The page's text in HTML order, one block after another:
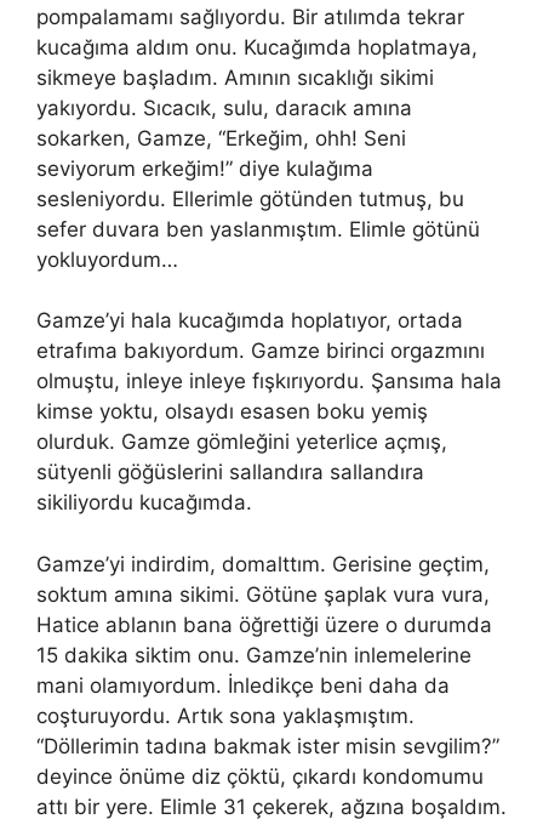
pompalamamı sağlıyordu. Bir atılımda tekrar
kucağıma aldım onu. Kucağımda hoplatmaya,
sikmeye başladım. Amının sıcaklığı sikimi
yakıyordu. Sıcacık, sulu, daracık amına
sokarken, Gamze, “Erkeğim, ohh! Seni
seviyorum erkeğim!” diye kulağıma
sesleniyordu. Ellerimle götünden tutmuş, bu
sefer duvara ben yaslanmıştım. Elimle götünü
yokluyordum…
Gamze’yi hala kucağımda hoplatıyor, ortada
etrafıma bakıyordum. Gamze birinci orgazmını
olmuştu, inleye inleye fışkırıyordu. Şansıma hala
kimse yoktu, olsaydı esasen boku yemiş
olurduk. Gamze gömleğini yeterlice açmış,
sütyenli göğüslerini sallandıra sallandıra
sikiliyordu kucağımda.
Gamze’yi indirdim, domalttım. Gerisine geçtim,
soktum amına sikimi. Götüne şaplak vura vura,
Hatice ablanın bana öğrettiği üzere o durumda
15 dakika siktim onu. Gamze’nin inlemelerine
mani olamıyordum. İnledikçe beni daha da
coşturuyordu. Artık sona yaklaşmıştım.
“Döllerimin tadına bakmak ister misin sevgilim?”
deyince önüme diz çöktü, çıkardı kondomumu
attı bir yere. Elimle 31 çekerek, ağzına boşaldım.